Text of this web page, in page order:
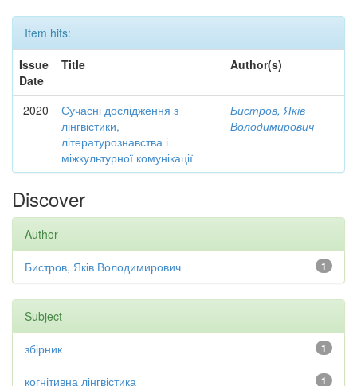
Item hits:
Issue
Date
Title Author(s)
2020
Сучасні дослідження з
лінгвістики,
літературознавства і
міжкультурної комунікації
Бистров, Яків
Володимирович
Discover
Author
1
Бистров, Яків Володимирович
Subject
1
збірник
1
когнітивна лінгвістика